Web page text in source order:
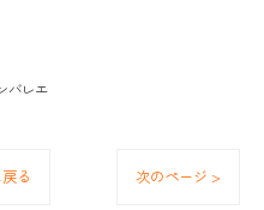
バレエ
る 次のページ >